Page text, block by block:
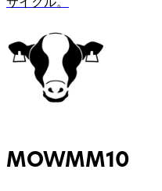
MOWMM10